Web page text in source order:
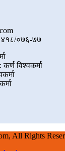
०७६-७७
विश्वकर्मा
All Rights